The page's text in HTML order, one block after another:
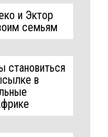
и Эктор
семьям
становиться
в